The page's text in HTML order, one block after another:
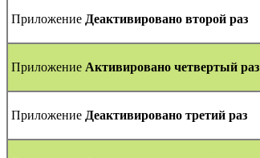
Приложение Деактивировано второй раз
Приложение Активировано четвертый раз
Приложение Деактивировано третий раз